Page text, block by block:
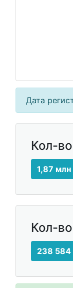
Дата
Кол-
1,87 млн
Кол-
238 584